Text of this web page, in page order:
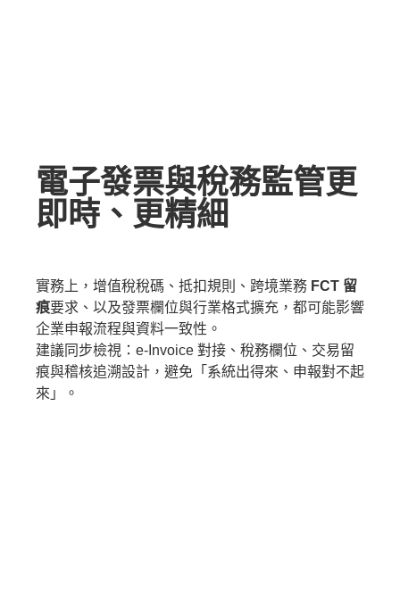
電子發票與稅務監管更
即時、更精細
實務上，增值稅稅碼、抵扣規則、跨境業務 FCT 留
痕要求、以及發票欄位與行業格式擴充，都可能影響
企業申報流程與資料一致性。
建議同步檢視：e-Invoice 對接、稅務欄位、交易留
痕與稽核追溯設計，避免「系統出得來、申報對不起
來」。